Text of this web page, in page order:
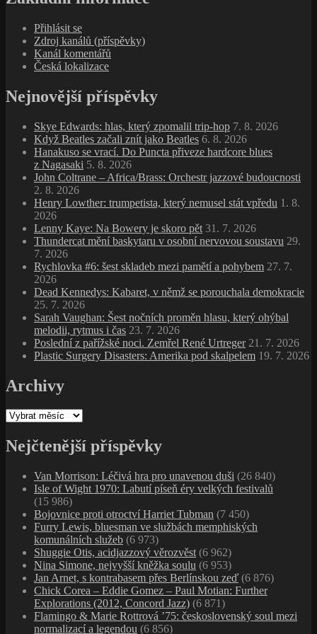
Rychlovka #6: šest skladeb mezi pamětí a pohybem
2026
Dead Kennedys: Kabaret, v němž se porouchala demokracie
25. 7. 2026
melodii, rytmus i čas 23. 7. 2026
Poslední z pařížské noci. Zemřel René Urtreger
Archivy
Archivy
Nejčtenější příspěvky
Van Morrison: Léčivá hra pro unavenou duši (26 840)
Isle of Wight 1970: Labutí píseň éry velkých festivalů
(15 986)
Bojovnice proti otroctví Harriet Tubman (7 450)
Furry Lewis, bluesman ve službách memphiských
komunálních služeb (6 973)
Shuggie Otis, acidjazzový věrozvěst
(6 962)
Nina Simone, nejvyšší kněžka soulu (6 953)
Jan Arnet, s kontrabasem přes Berlínskou zeď
(6 876)
Chick Corea – Eddie Gomez – Paul Motian: Further
Explorations (2012, Concord Jazz) (6 871)
normalizací a legendou
a námořního důstojníka
Nejnovější komentáře
Honza Meissner :Frank Zappa, velký Manipulátor
jendablues:Eddie Boyd, dal nám více než jen pět dlouhejch
let
Pavlica:Alternative T.V., příběh experimentálního misionáře
pana Marka P.
Petrpan:Bill Withers, úspěšná hudební kariéra mlékaře,
dělníka a námořního důstojníka
Petrpan:Gil Evans: Architekt ticha, který přepsal jazz pro
orchestr
VFFOTO - UV, ND, polarizační a speciální filtry
pro fotografy | vffoto.com